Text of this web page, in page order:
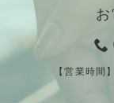
【営業時間